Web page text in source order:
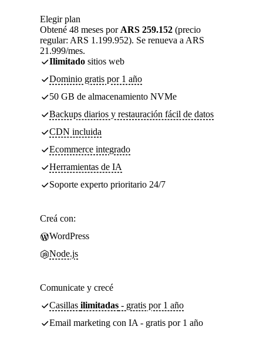
Elegir plan
Obtené 48 meses por ARS 259.152 (precio
regular: ARS 1.199.952). Se renueva a ARS
21.999/mes.
Ilimitado sitios web
Dominio gratis por 1 año
50 GB de almacenamiento NVMe
Backups diarios y restauración fácil de datos
CDN incluida
Ecommerce integrado
Herramientas de IA
Soporte experto prioritario 24/7
Creá con:
WordPress
Node.js
Comunicate y crecé
Casillas ilimitadas - gratis por 1 año
Email marketing con IA - gratis por 1 año